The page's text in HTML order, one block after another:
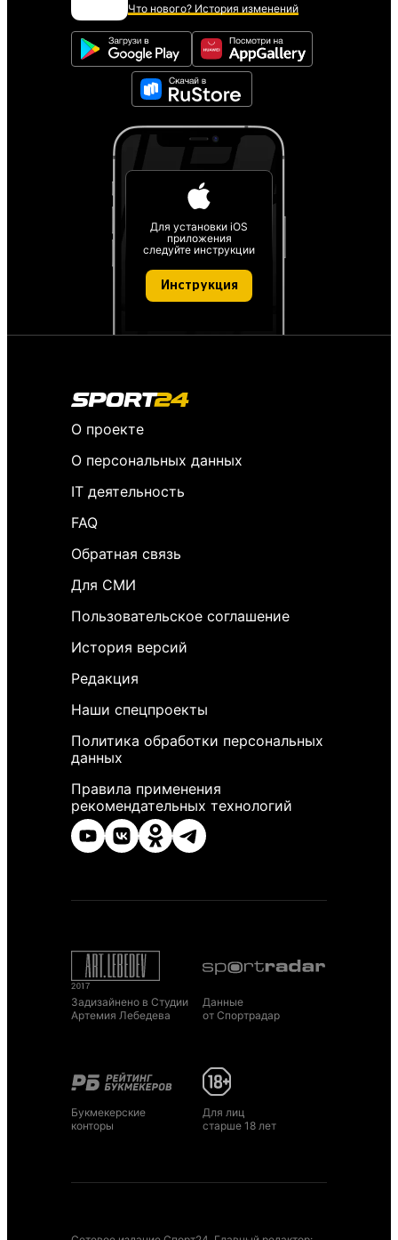
Что нового? История изменений
Для установки iOS
приложения
следуйте инструкции
Инструкция
О проекте
О персональных данных
IT деятельность
FAQ
Обратная связь
Для СМИ
Пользовательское соглашение
История версий
Редакция
Наши спецпроекты
Политика обработки персональных
данных
Правила применения
рекомендательных технологий
Задизайнено в Студии
Артемия Лебедева
Данные
от Спортрадар
Букмекерские
конторы
Для лиц
старше 18 лет